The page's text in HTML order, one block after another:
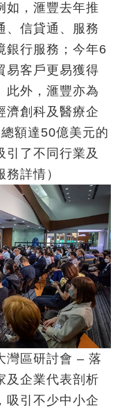
如，滙豐去年推
、信貸通、服務
銀行服務；今年6
易客戶更易獲得
此外，滙豐亦為
濟創科及醫療企
額達50億美元的
引了不同行業及
務詳情）
灣區研討會 – 落
及企業代表剖析
吸引不少中小企